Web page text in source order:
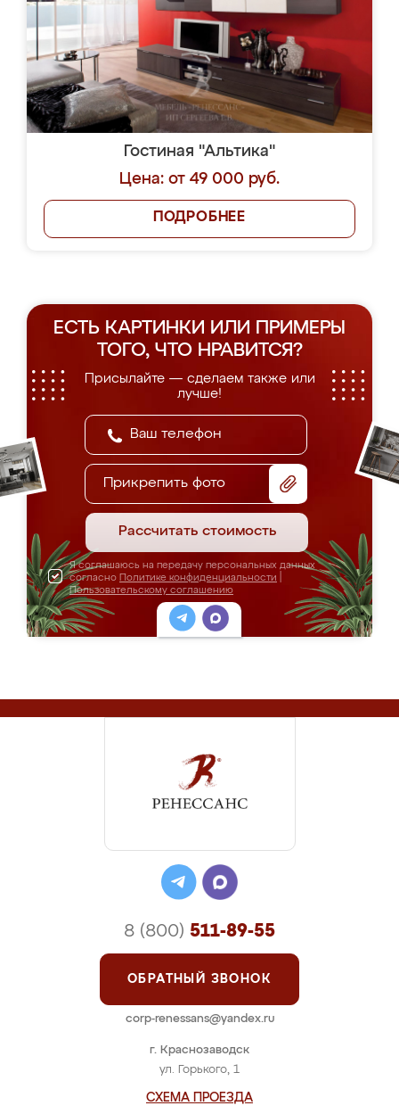
Гостиная "Альтика"
Цена: от 49 000 руб.
ПОДРОБНЕЕ
ЕСТЬ КАРТИНКИ ИЛИ ПРИМЕРЫ
ТОГО, ЧТО НРАВИТСЯ?
Присылайте — сделаем также или
лучше!
Прикрепить фото
Рассчитать стоимость
Я соглашаюсь на передачу персональных данных
согласно Политике конфиденциальности
Пользовательскому соглашению
г. Краснозаводск
ул. Горького, 1
СХЕМА ПРОЕЗДА
8 (800) 511-89-55
ОБРАТНЫЙ ЗВОНОК
corp-renessans@yandex.ru